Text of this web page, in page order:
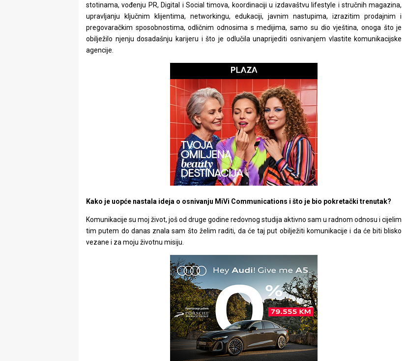
stotinama, vođenju PR, Digital i Social timova, koordinaciji u izdavaštvu lifestyle i stručnih magazina,
upravljanju ključnim klijentima, networkingu, edukaciji, javnim nastupima, izrazitim prodajnim i
pregovaračkim sposobnostima, odličnim odnosima s medijima, samo su dio vještina, onoga što je
obilježilo njenju dosadašnju karijeru i što je odlučila unaprijediti osnivanjem vlastite komunikacijske
agencije.
Kako je uopće nastala ideja o osnivanju MiVi Communications i što je bio pokretački trenutak?
Komunikacije su moj život, još od druge godine redovnog studija aktivno sam u radnom odnosu i cijelim
tim putem do danas znala sam što želim raditi, da će taj put obilježiti komunikacije i da će biti blisko
vezane i za moju životnu misiju.